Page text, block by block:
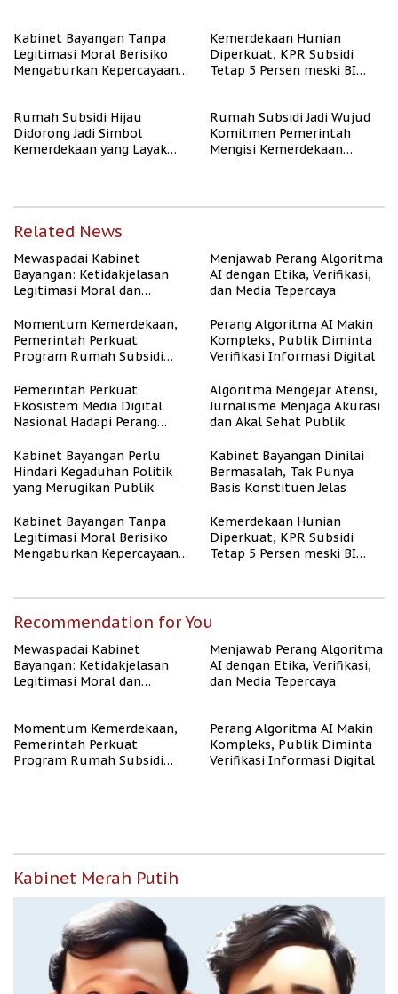
Kabinet Bayangan Tanpa
Legitimasi Moral Berisiko
Mengaburkan Kepercayaan
Kemerdekaan Hunian
Diperkuat, KPR Subsidi
Tetap 5 Persen meski BI
Rumah Subsidi Hijau
Didorong Jadi Simbol
Kemerdekaan yang Layak
Rumah Subsidi Jadi Wujud
Komitmen Pemerintah
Mengisi Kemerdekaan
Related News
Mewaspadai Kabinet
Bayangan: Ketidakjelasan
Legitimasi Moral dan
Menjawab Perang Algoritma
AI dengan Etika, Verifikasi,
dan Media Tepercaya
Momentum Kemerdekaan,
Pemerintah Perkuat
Program Rumah Subsidi
Berpenghasilan Rendah
Perang Algoritma AI Makin
Kompleks, Publik Diminta
Verifikasi Informasi Digital
Pemerintah Perkuat
Ekosistem Media Digital
Nasional Hadapi Perang
Algoritma Mengejar Atensi,
Jurnalisme Menjaga Akurasi
dan Akal Sehat Publik
Kabinet Bayangan Perlu
Hindari Kegaduhan Politik
yang Merugikan Publik
Kabinet Bayangan Dinilai
Bermasalah, Tak Punya
Basis Konstituen Jelas
Kabinet Bayangan Tanpa
Legitimasi Moral Berisiko
Mengaburkan Kepercayaan
Kemerdekaan Hunian
Diperkuat, KPR Subsidi
Tetap 5 Persen meski BI
Recommendation for You
Mewaspadai Kabinet
Bayangan: Ketidakjelasan
Legitimasi Moral dan
Menjawab Perang Algoritma
AI dengan Etika, Verifikasi,
dan Media Tepercaya
Momentum Kemerdekaan,
Pemerintah Perkuat
Program Rumah Subsidi
Perang Algoritma AI Makin
Kompleks, Publik Diminta
Verifikasi Informasi Digital
Kabinet Merah Putih